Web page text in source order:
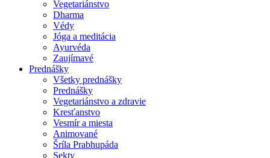
Vegetariánstvo
Dharma
Védy
Jóga a meditácia
Ayurvéda
Zaujímavé
Prednášky
Všetky prednášky
Prednášky
Vegetariánstvo a zdravie
Kresťanstvo
Vesmír a miesta
Animované
Šríla Prabhupáda
Sekty